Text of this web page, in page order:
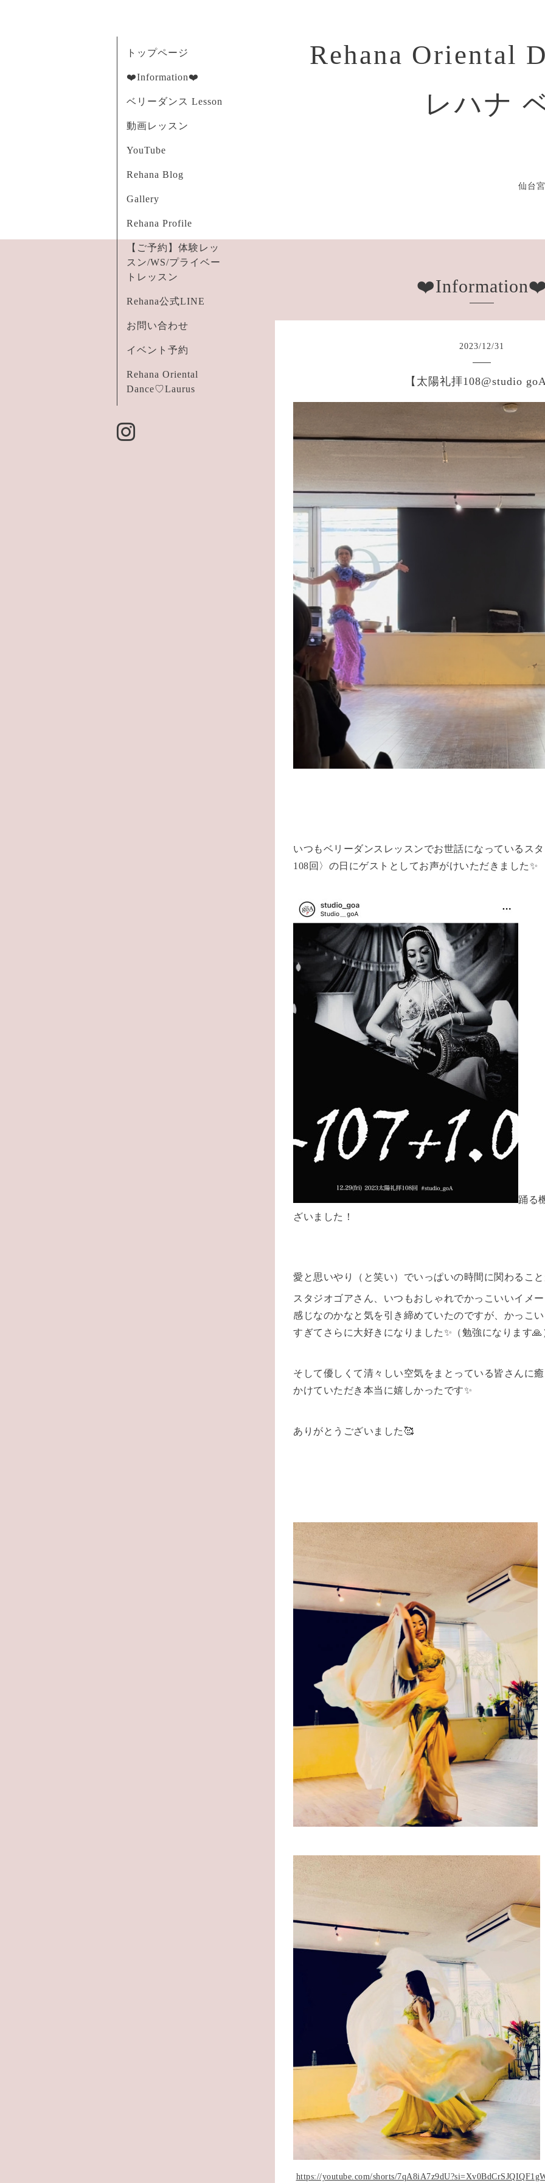
Rehana Oriental
レハナ
仙台
トップページ
❤️Information❤️
ベリーダンス Lesson
動画レッスン
YouTube
Rehana Blog
Gallery
Rehana Profile
【ご予約】体験レッ
スン/WS/プライベー
トレッスン
Rehana公式LINE
お問い合わせ
イベント予約
Rehana Oriental
Dance♡Laurus
2023/12/31
【太陽礼拝108@studio
いつもベリーダンスレッスンでお世話になっているス
108回〉の日にゲストとしてお声がけいただきました✨
踊る
ざいました！
愛と思いやり（と笑い）でいっぱいの時間に関わるこ
スタジオゴアさん、いつもおしゃれでかっこいいイメ
感じなのかなと気を引き締めていたのですが、かっこ
すぎてさらに大好きになりました✨（勉強になります🙏
そして優しくて清々しい空気をまとっている皆さんに
かけていただき本当に嬉しかったです✨
ありがとうございました🥰
https://youtube.com/shorts/